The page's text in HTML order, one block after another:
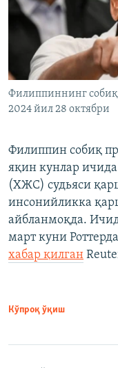
Филиппиннинг собиқ
2024 йил 28 октябри
Филиппин собиқ
яқин кунлар
(ХЖС) судьяси
инсонийликка
айбланмоқда.
март куни
хабар қилган
Кўпроқ ўқиш